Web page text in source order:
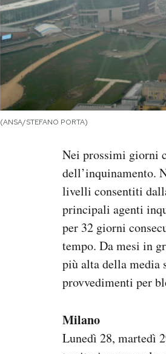
(ANSA/STEFANO PORTA)
Nei prossimi giorni
dell’inquinamento.
livelli consentiti
principali agenti
per 32 giorni
tempo. Da mesi in
più alta della media
provvedimenti per
Milano
Lunedì 28, martedì